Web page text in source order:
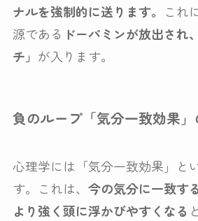
ナルを強制的に送ります。
これ
源である ドーパミンが放出され
チ」 が入ります。
負のループ「気分一致効果
心理学には「気分一致効果」と
す。これは、 今の気分に一致す
より強く頭に浮かびやすくなる